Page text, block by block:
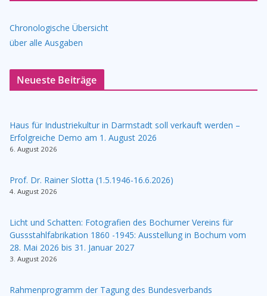
Chronologische Übersicht
über alle Ausgaben
Neueste Beiträge
Haus für Industriekultur in Darmstadt soll verkauft werden –
Erfolgreiche Demo am 1. August 2026
6. August 2026
Prof. Dr. Rainer Slotta (1.5.1946-16.6.2026)
4. August 2026
Licht und Schatten: Fotografien des Bochumer Vereins für
Gussstahlfabrikation 1860 -1945: Ausstellung in Bochum vom
28. Mai 2026 bis 31. Januar 2027
3. August 2026
Rahmenprogramm der Tagung des Bundesverbands